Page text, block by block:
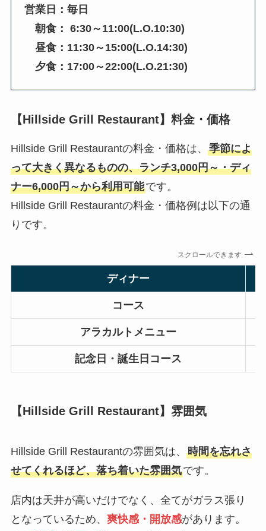
営業日：毎日
朝食： 6:30～11:00(L.O.10:30)
昼食： 11:30～15:00(L.O.14:30)
夕食：17:00～22:00(L.O.21:30)
【Hillside Grill Restaurant】料金・価格
Hillside Grill Restaurantの料金・価格は、 季節によ
って大きく異なるものの、ランチ3,000円～・ディ
ナー6,000円～から利用可能です。
Hillside Grill Restaurantの料金・価格例は以下の通
りです。
スクロールできます
ディナー
コース
アラカルトメニュー
記念日・誕生日コース
【Hillside Grill Restaurant】雰囲気
Hillside Grill Restaurantの雰囲気は、 時間を忘れさ
せてくれるほど、落ち着いた雰囲気です。
店内は天井が高いだけでなく、全てがガラス張り
となっているため、 爽快感・開放感があります。